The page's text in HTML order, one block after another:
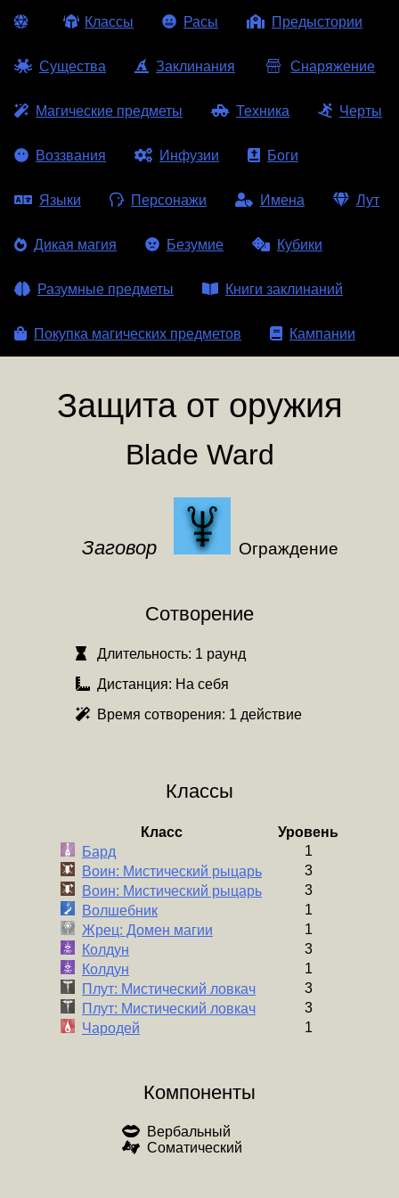
Классы Расы Предыстории
Существа Заклинания Снаряжение
Магические предметы Техника Черты
Воззвания Инфузии Боги
Языки Персонажи Имена Лут
Дикая магия Безумие Кубики
Разумные предметы Книги заклинаний
Покупка магических предметов Кампании
Защита от оружия
Blade Ward
Заговор Ограждение
Сотворение
Длительность: 1 раунд
Дистанция: На себя
Время сотворения: 1 действие
Классы
Класс
Уровень
Бард
1
Воин: Мистический рыцарь
3
Воин: Мистический рыцарь
3
Волшебник
1
Жрец: Домен магии
1
Колдун
3
Колдун
1
Плут: Мистический ловкач
3
Плут: Мистический ловкач
3
Чародей
1
Компоненты
Вербальный
Соматический